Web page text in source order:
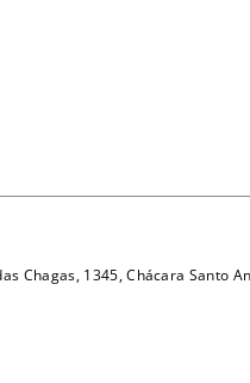
Chagas, 1345, Chácara Santo